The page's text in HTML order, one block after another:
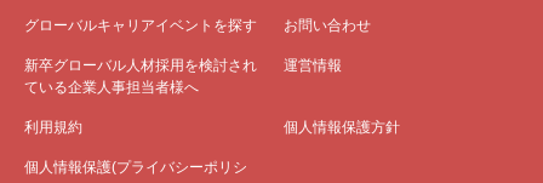
グローバルキャリアイベントを探す お問い合わせ
新卒グローバル人材採用を検討され
ている企業人事担当者様へ
運営情報
利用規約 個人情報保護方針
個人情報保護(プライバシーポリシ